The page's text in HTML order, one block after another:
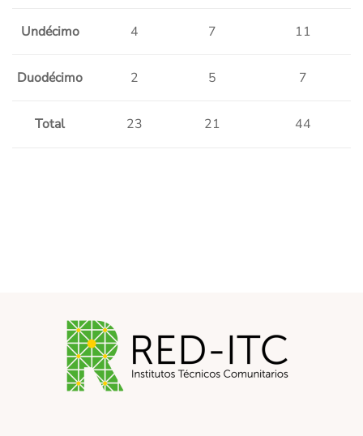
Undécimo 4 7 11
Duodécimo 2 5 7
Total 23 21 44